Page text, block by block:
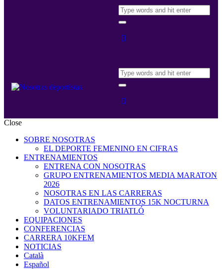
Close
SOBRE NOSOTRAS
EL DEPORTE FEMENINO EN CIFRAS
ENTRENAMIENTOS
ENTRENA CON NOSOTRAS
GRUPO ENTRENAMIENTOS MEDIA MARATON
2026
NOSOTRAS EN LAS CARRERAS
DATOS ENTRENAMIENTOS 15K NOCTURNA
VOLUNTARIADO TRIATLÓ
EQUIPACIONES
CONFERENCIAS
CARRERA 10KFEM
NOTICIAS
Català
Español